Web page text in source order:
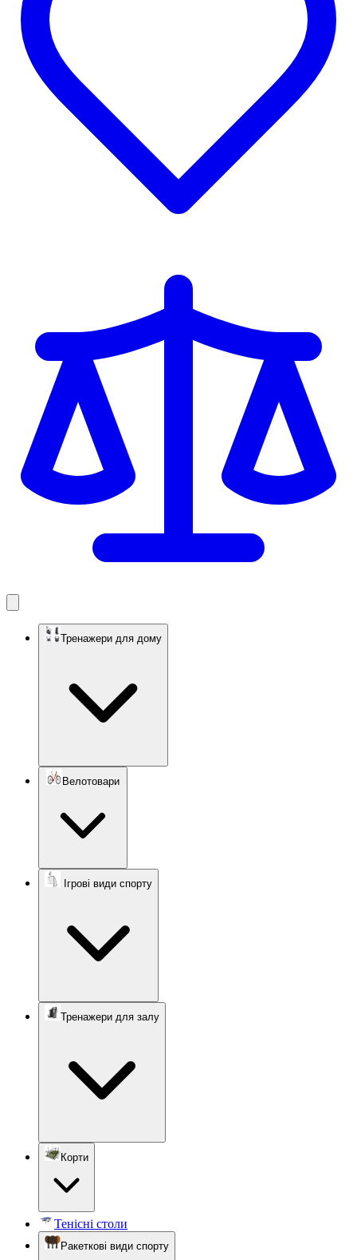
Тренажери для дому
Ігрові види спорту
Тренажери для залу
Корти
Тенісні столи
Ракеткові види спорту